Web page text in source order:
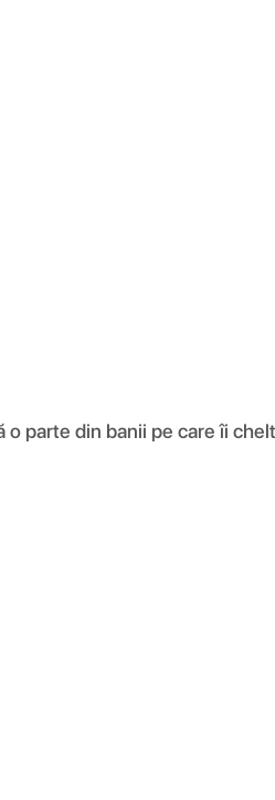
parte din banii pe care îi